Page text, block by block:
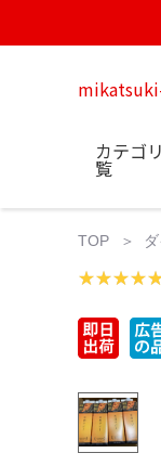
カテゴ
覧
TOP